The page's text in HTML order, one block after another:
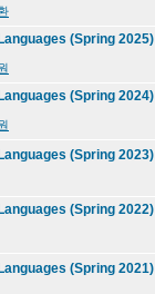
(Spring 2025)
(Spring 2024)
(Spring 2023)
(Spring 2022)
(Spring 2021)